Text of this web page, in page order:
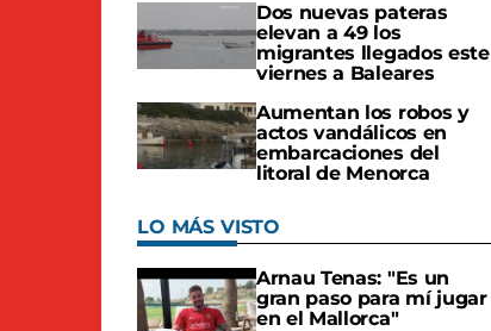
Dos nuevas pateras
elevan a 49 los
migrantes llegados este
viernes a Baleares
Aumentan los robos y
actos vandálicos en
embarcaciones del
litoral de Menorca
LO MÁS VISTO
Arnau Tenas: "Es un
gran paso para mí jugar
en el Mallorca"